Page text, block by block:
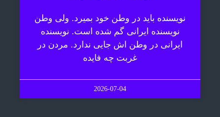
نویسنده باید در وطن خود بمیرد. ولی وطن
نویسنده ایرانی گم شده است. نویسنده
ایرانی در وطن اش جایی ندارد. مردن در
غربت چه فایده
2026-07-04